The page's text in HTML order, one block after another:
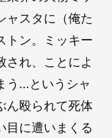
ャスタに（俺た
トン。ミッキー
され、ことによ
う…というシャ
ん殴られて死体
目に遭いまくる